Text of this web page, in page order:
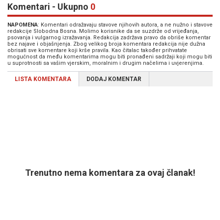
Komentari - Ukupno 0
NAPOMENA: Komentari odražavaju stavove njihovih autora, a ne nužno i stavove
redakcije Slobodna Bosna. Molimo korisnike da se suzdrže od vrijeđanja,
psovanja i vulgarnog izražavanja. Redakcija zadržava pravo da obriše komentar
bez najave i objašnjenja. Zbog velikog broja komentara redakcija nije dužna
obrisati sve komentare koji krše pravila. Kao čitalac također prihvatate
mogućnost da među komentarima mogu biti pronađeni sadržaji koji mogu biti
u suprotnosti sa vašim vjerskim, moralnim i drugim načelima i uvjerenjima.
LISTA KOMENTARA DODAJ KOMENTAR
Trenutno nema komentara za ovaj članak!